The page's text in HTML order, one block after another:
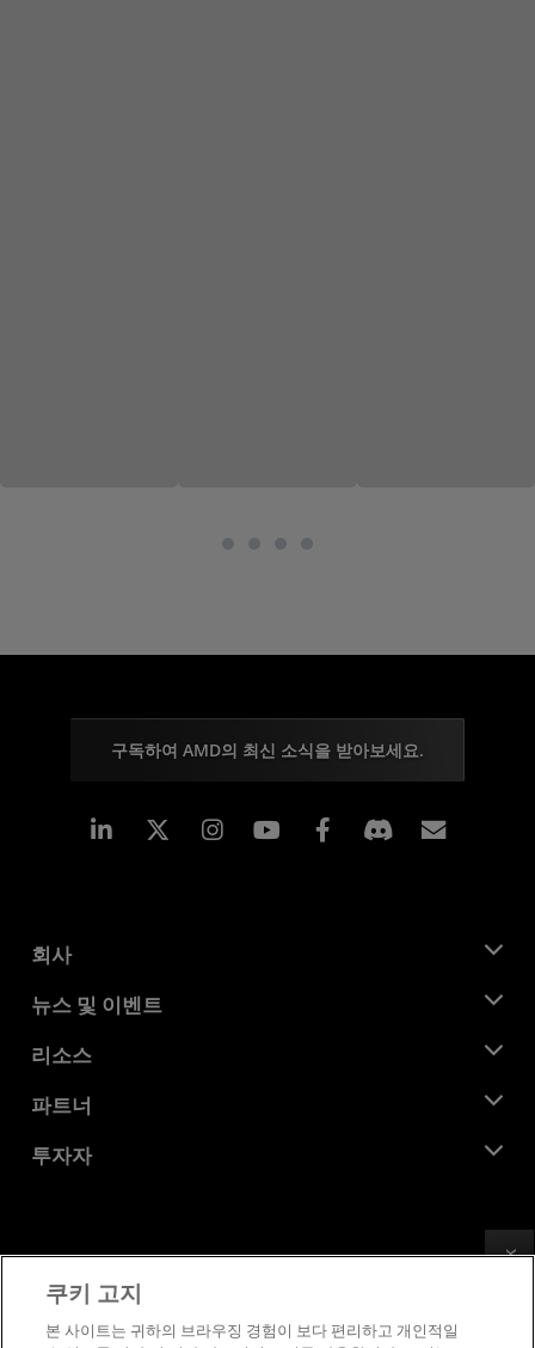
구독하여 AMD의 최신 소식을 받아보세요.
Linkedin Instagram Facebook
회사
AMD 소개
기업의 사회적 책임
채용
문의하기
뉴스 및 이벤트
뉴스룸
미디어 라이브러리
리소스
개발자 센트럴
사례 연구
파트너
AMD 파트너 허브
투자자
이사위원회
거버넌스 문서
SEC 신고서
상표
쿠키 고지
본 사이트는 귀하의 브라우징 경험이 보다 편리하고 개인적일